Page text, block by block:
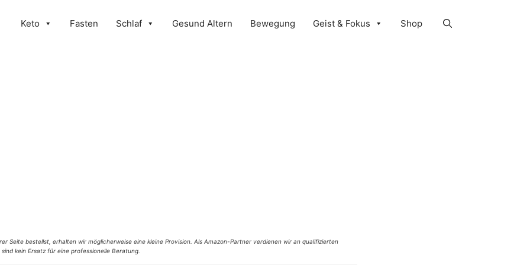
Keto Fasten Schlaf Gesund Altern Bewegung Geist & Fokus Shop
Seite bestellst, erhalten wir möglicherweise eine kleine Provision. Als Amazon-Partner verdienen wir an qualifizierten
kein Ersatz für eine professionelle Beratung.